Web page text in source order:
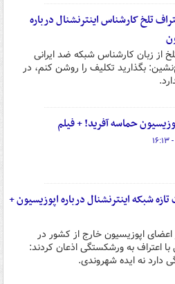
تلخ کارشناس اینترنشنال درباره
از زبان کارشناس شبکه ضد ایرانی
بگذارید تکلیف را روشن کنم، در
حماسه آفرید! + فیلم
تازه شبکه اینترنشنال درباره اپوزیسیون +
اپوزیسیون خارج از کشور در
اعتراف به ورشکستگی اذعان کردند:
دارد نه ایده شهروندی.